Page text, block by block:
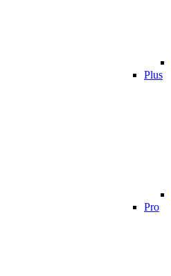
Plus
Pro